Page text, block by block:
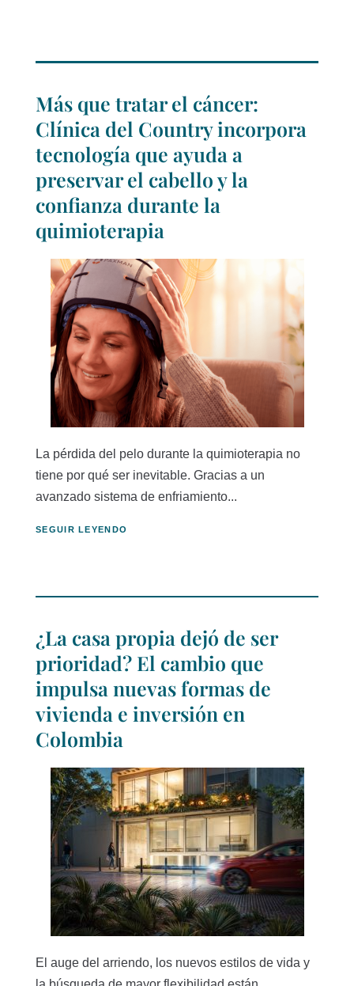
Más que tratar el cáncer:
Clínica del Country incorpora
tecnología que ayuda a
preservar el cabello y la
confianza durante la
quimioterapia
La pérdida del pelo durante la quimioterapia no
tiene por qué ser inevitable. Gracias a un
avanzado sistema de enfriamiento...
SEGUIR LEYENDO
¿La casa propia dejó de ser
prioridad? El cambio que
impulsa nuevas formas de
vivienda e inversión en
Colombia
El auge del arriendo, los nuevos estilos de vida y